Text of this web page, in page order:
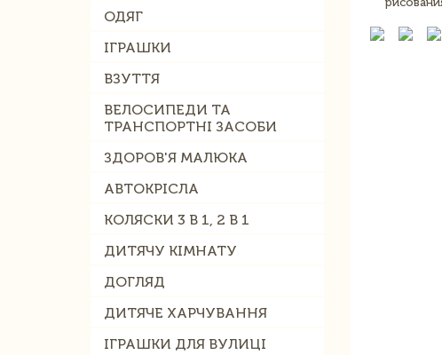
ОДЯГ
ІГРАШКИ
ВЗУТТЯ
ВЕЛОСИПЕДИ ТА
ТРАНСПОРТНІ ЗАСОБИ
ЗДОРОВ'Я МАЛЮКА
АВТОКРІСЛА
КОЛЯСКИ 3 В 1, 2 В 1
ДИТЯЧУ КІМНАТУ
ДОГЛЯД
ДИТЯЧЕ ХАРЧУВАННЯ
ІГРАШКИ ДЛЯ ВУЛИЦІ